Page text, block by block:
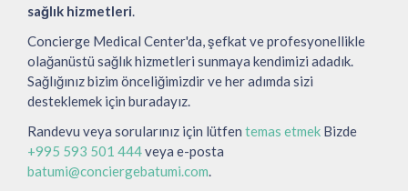
sağlık hizmetleri.
Concierge Medical Center'da, şefkat ve profesyonellikle
olağanüstü sağlık hizmetleri sunmaya kendimizi adadık.
Sağlığınız bizim önceliğimizdir ve her adımda sizi
desteklemek için buradayız.
Randevu veya sorularınız için lütfen temas etmek Bizde
+995 593 501 444veya e-posta
batumi@conciergebatumi.com.